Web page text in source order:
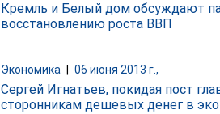
Кремль и Белый дом обсуждают
восстановлению роста ВВП
Экономика 06 июня 2013 г.,
Сергей Игнатьев, покидая пост
сторонникам дешевых денег в